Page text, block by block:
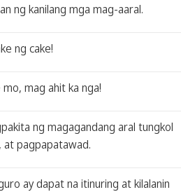
ng kanilang mga mag-aaral.
ng cake!
mag ahit ka nga!
ng magagandang aral tungkol
at pagpapatawad.
ay dapat na itinuring at kilalanin